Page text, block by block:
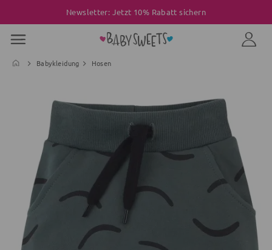
Newsletter: Jetzt 10% Rabatt sichern
Babykleidung Hosen